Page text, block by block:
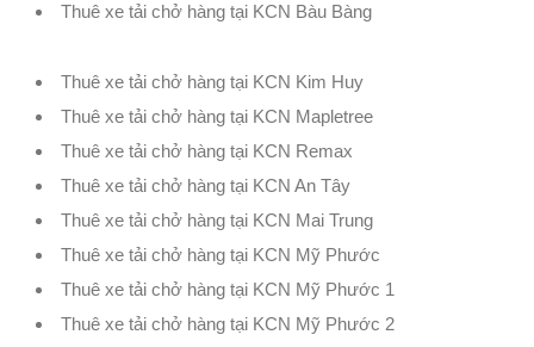
Thuê xe tải chở hàng tại KCN Bàu Bàng
Thuê xe tải chở hàng tại KCN Kim Huy
Thuê xe tải chở hàng tại KCN Mapletree
Thuê xe tải chở hàng tại KCN Remax
Thuê xe tải chở hàng tại KCN An Tây
Thuê xe tải chở hàng tại KCN Mai Trung
Thuê xe tải chở hàng tại KCN Mỹ Phước
Thuê xe tải chở hàng tại KCN Mỹ Phước 1
Thuê xe tải chở hàng tại KCN Mỹ Phước 2